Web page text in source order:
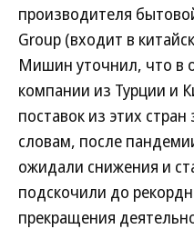
производителя
Group (входит в
Мишин уточнил, что в
компании из Турции и
поставок из этих
словам, после
ожидали снижения и
подскочили до
прекращения